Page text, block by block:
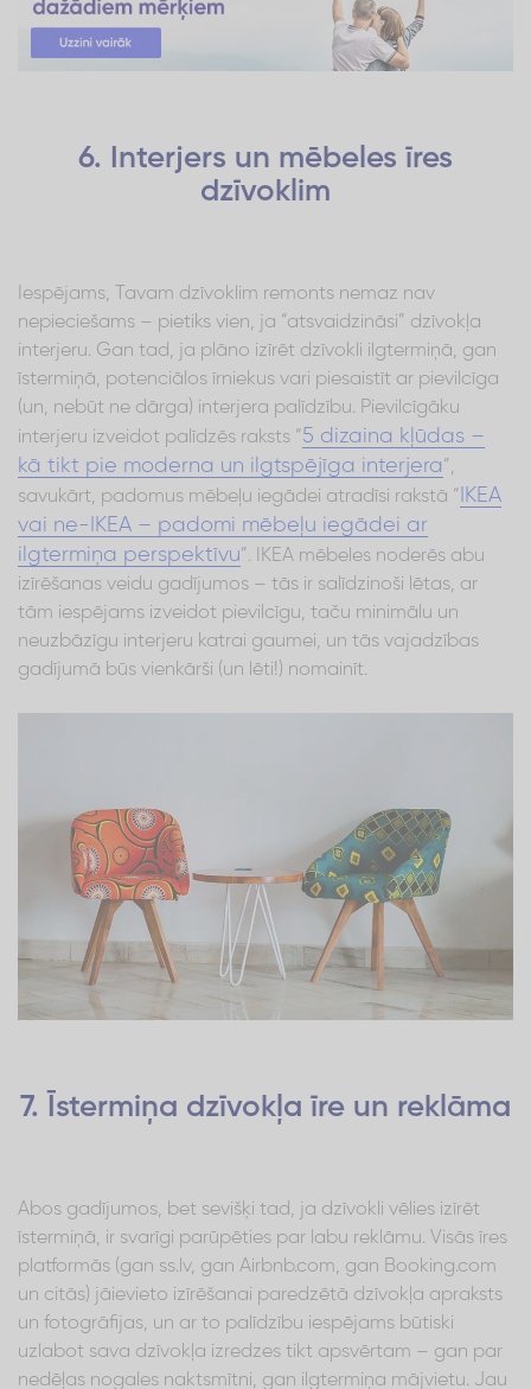
6. Interjers un mēbeles īres
dzīvoklim
Iespējams, Tavam dzīvoklim remonts nemaz nav
nepieciešams – pietiks vien, ja “atsvaidzināsi” dzīvokļa
interjeru. Gan tad, ja plāno izīrēt dzīvokli ilgtermiņā, gan
īstermiņā, potenciālos īrniekus vari piesaistīt ar pievilcīga
(un, nebūt ne dārga) interjera palīdzību. Pievilcīgāku
interjeru izveidot palīdzēs raksts “5 dizaina kļūdas –
kā tikt pie moderna un ilgtspējīga interjera”,
savukārt, padomus mēbeļu iegādei atradīsi rakstā “ IKEA
vai ne-IKEA – padomi mēbeļu iegādei ar
ilgtermiņa perspektīvu”. IKEA mēbeles noderēs abu
izīrēšanas veidu gadījumos – tās ir salīdzinoši lētas, ar
tām iespējams izveidot pievilcīgu, taču minimālu un
neuzbāzīgu interjeru katrai gaumei, un tās vajadzības
gadījumā būs vienkārši (un lēti!) nomainīt.
7. Īstermiņa dzīvokļa īre un reklāma
Abos gadījumos, bet sevišķi tad, ja dzīvokli vēlies izīrēt
īstermiņā, ir svarīgi parūpēties par labu reklāmu. Visās īres
platformās (gan ss.lv, gan Airbnb.com, gan Booking.com
un citās) jāievieto izīrēšanai paredzētā dzīvokļa apraksts
un fotogrāfijas, un ar to palīdzību iespējams būtiski
uzlabot sava dzīvokļa izredzes tikt apsvērtam – gan par
nedēļas nogales naktsmītni, gan ilgtermiņa mājvietu. Jau